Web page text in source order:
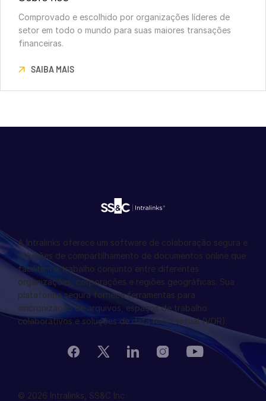
Comprovado e escolhido por organizações líderes de
setor em todo o mundo para suas maiores transações
financeiras.
SAIBA MAIS
A Intralinks oferece um software de colaboração segura e
soluções de compartilhamento de documentos online que
facilitam o trabalho conjunto entre diferentes
organizações, corporações e regiões geográficas. Sua
plataforma segura fornece ferramentas para
sincronização de arquivos, espaços de trabalho
colaborativos e soluções de data room virtual (VDR).
© 2026 Intralinks, SS&C Inc.